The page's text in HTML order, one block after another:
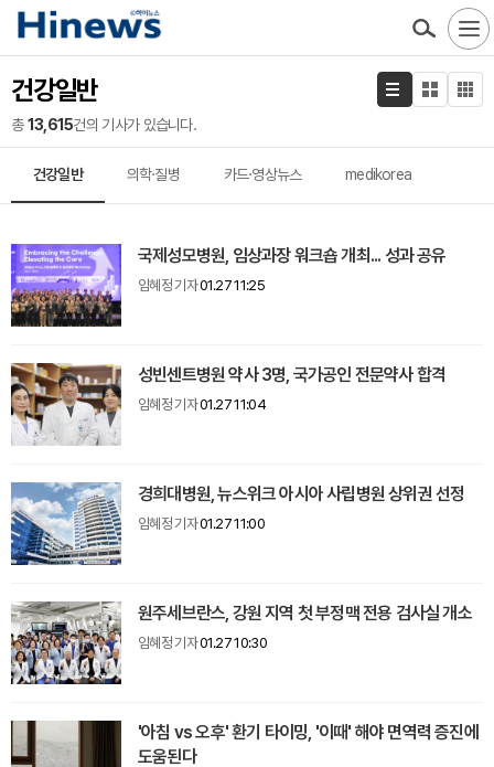
건강일반
총13,615건의 기사가 있습니다.
건강일반 의학·질병 카드·영상뉴스 medikorea
국제성모병원, 임상과장 워크숍 개최... 성과 공유
임혜정 기자01.27 11:25
성빈센트병원 약사 3명, 국가공인 전문약사 합격
임혜정 기자01.27 11:04
경희대병원, 뉴스위크 아시아 사립병원 상위권 선정
임혜정 기자01.27 11:00
원주세브란스, 강원 지역 첫 부정맥 전용 검사실 개소
임혜정 기자01.27 10:30
'아침 vs 오후' 환기 타이밍, '이때' 해야 면역력 증진에
도움된다